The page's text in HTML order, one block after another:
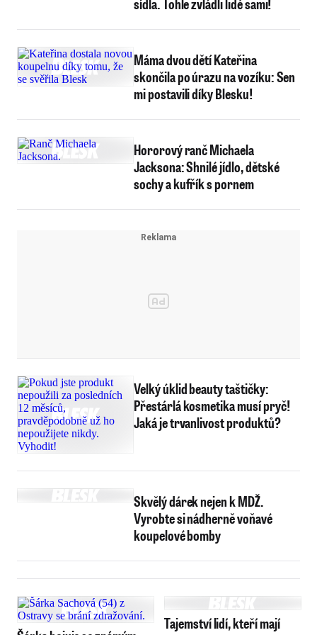
Máma dvou dětí Kateřina
skončila po úrazu na vozíku: Sen
mi postavili díky Blesku!
Hororový ranč Michaela
Jacksona: Shnilé jídlo, dětské
sochy a kufřík s pornem
Velký úklid beauty taštičky:
Přestárlá kosmetika musí pryč!
Jaká je trvanlivost produktů?
Skvělý dárek nejen k MDŽ.
Vyrobte si nádherně voňavé
koupelové bomby
Tajemství lidí, kteří mají